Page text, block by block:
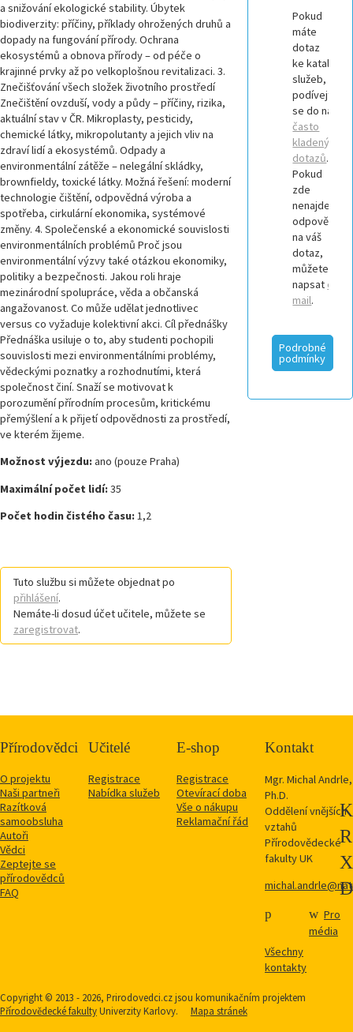
a snižování ekologické stability. Úbytek
biodiverzity: příčiny, příklady ohrožených druhů a
dopady na fungování přírody. Ochrana
ekosystémů a obnova přírody – od péče o
krajinné prvky až po velkoplošnou revitalizaci. 3.
Znečišťování všech složek životního prostředí
Znečištění ovzduší, vody a půdy – příčiny, rizika,
aktuální stav v ČR. Mikroplasty, pesticidy,
chemické látky, mikropolutanty a jejich vliv na
zdraví lidí a ekosystémů. Odpady a
environmentální zátěže – nelegální skládky,
brownfieldy, toxické látky. Možná řešení: moderní
technologie čištění, odpovědná výroba a
spotřeba, cirkulární ekonomika, systémové
změny. 4. Společenské a ekonomické souvislosti
environmentálních problémů Proč jsou
environmentální výzvy také otázkou ekonomiky,
politiky a bezpečnosti. Jakou roli hraje
mezinárodní spolupráce, věda a občanská
angažovanost. Co může udělat jednotlivec
versus co vyžaduje kolektivní akci. Cíl přednášky
Přednáška usiluje o to, aby studenti pochopili
souvislosti mezi environmentálními problémy,
vědeckými poznatky a rozhodnutími, která
společnost činí. Snaží se motivovat k
porozumění přírodním procesům, kritickému
přemýšlení a k přijetí odpovědnosti za prostředí,
ve kterém žijeme.
Možnost výjezdu:ano (pouze Praha)
Maximální počet lidí:35
Počet hodin čistého času:1,2
Tuto službu si můžete objednat po
přihlášení.
Nemáte-li dosud účet učitele, můžete se
zaregistrovat.
Pokud
máte
dotaz
ke katalogu
služeb,
podívejte
se do našich
často
kladených
dotazů.
Pokud
zde
nenajdete
odpověď
na váš
dotaz,
můžete nám
napsat e-
mail.
Podrobné
podmínky
Přírodovědci
O projektu
Naši partneři
Razítková
samoobsluha
Autoři
Vědci
Zeptejte se
přírodovědců
FAQ
Učitelé
Registrace
Nabídka služeb
E-shop
Registrace
Otevírací doba
Vše o nákupu
Reklamační řád
Kontakt
Mgr. Michal Andrle,
Ph.D.
Oddělení vnějších
vztahů
Přírodovědecké
fakulty UK
Všechny
kontakty
Pro
média
Copyright © 2013 - 2026, Prirodovedci.cz jsou komunikačním projektem
Přírodovědecké fakultyUniverzity Karlovy. Mapa stránek